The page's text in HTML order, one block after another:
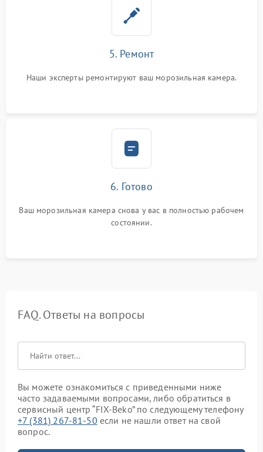
5. Ремонт
Наши эксперты ремонтируют ваш морозильная камера.
6. Готово
Ваш морозильная камера снова у вас в полностью рабочем
состоянии.
FAQ. Ответы на вопросы
Вы можете ознакомиться с приведенными ниже
часто задаваемыми вопросами, либо обратиться в
сервисный центр “FIX-Beko” по следующему телефону
+7 (381) 267-81-50 если не нашли ответ на свой
вопрос.